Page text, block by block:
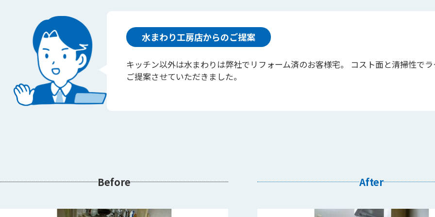
水まわり工房店からのご提案
キッチン以外は水まわりは弊社でリフォーム済のお客様宅。 コスト面と清掃性で
ご提案させていただきました。
Before After